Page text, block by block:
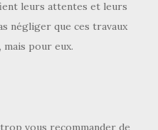
leurs attentes et leurs
négliger que ces travaux
pour eux.
vous recommander de